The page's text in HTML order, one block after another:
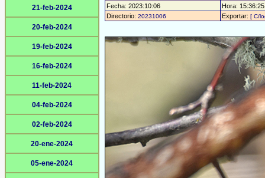
21-feb-2024
20-feb-2024
19-feb-2024
16-feb-2024
11-feb-2024
04-feb-2024
02-feb-2024
20-ene-2024
05-ene-2024
Fecha: 2023:10:06
Hora:
Directorio: 20231006 Exportar: [ C/